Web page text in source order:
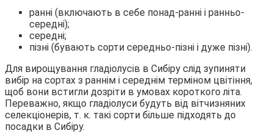
ранні (включають в себе понад-ранні і ранньо-
середні);
середні;
пізні (бувають сорти середньо-пізні і дуже пізні).
Для вирощування гладіолусів в Сибіру слід зупиняти
вибір на сортах з раннім і середнім терміном цвітіння,
щоб вони встигли дозріти в умовах короткого літа.
Переважно, якщо гладіолуси будуть від вітчизняних
селекціонерів, т. к. такі сорти більше підходять до
посадки в Сибіру.